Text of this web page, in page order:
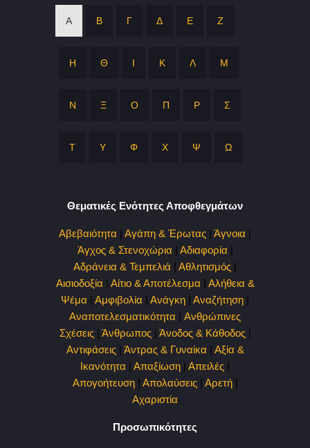
Α Β Γ Δ Ε Ζ
Η Θ Ι Κ Λ Μ
Ν Ξ Ο Π Ρ Σ
Τ Υ Φ Χ Ψ Ω
Θεματικές Ενότητες Αποφθεγμάτων
Αβεβαιότητα | Αγάπη & Έρωτας | Άγνοια |
Άγχος & Στενοχώρια | Αδιαφορία |
Αδράνεια & Τεμπελιά | Αθλητισμός |
Αισιοδοξία | Αίτιο & Αποτέλεσμα | Αλήθεια &
Ψέμα | Αμφιβολία | Ανάγκη | Αναζήτηση |
Αναποτελεσματικότητα | Ανθρώπινες
Σχέσεις| Άνθρωπος| Άνοδος & Κάθοδος|
Αντιφάσεις| Άντρας & Γυναίκα | Αξία &
Ικανότητα | Απαξίωση | Απειλές |
Απογοήτευση| Απολαύσεις| Αρετή|
Αχαριστία
Προσωπικότητες